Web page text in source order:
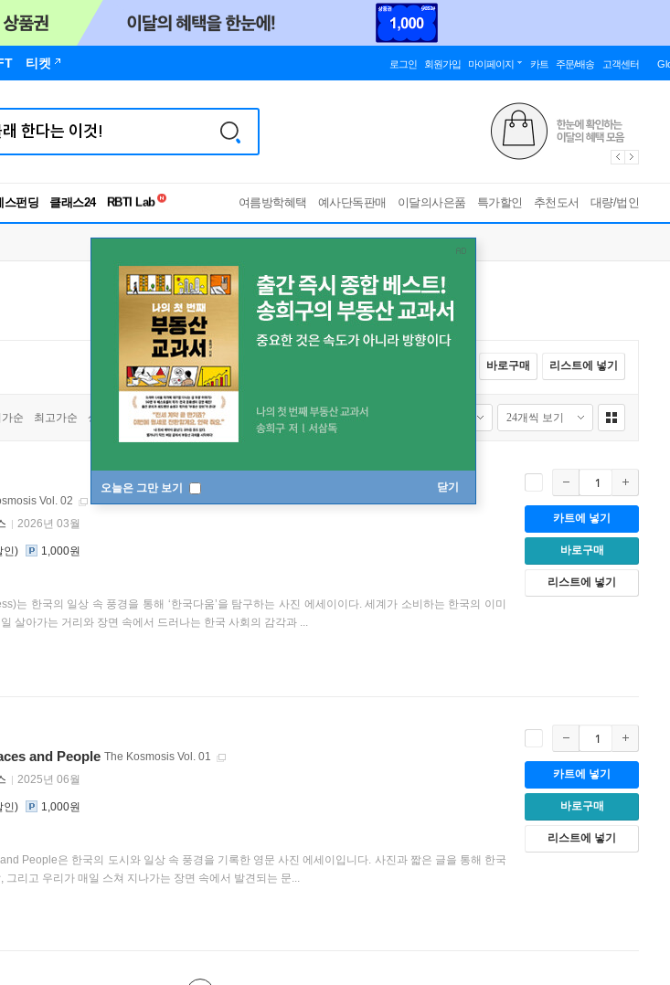
티켓 로그인 회원가입 마이페이지 카트 주문/배송 고객센터
스펀딩 클래스24
독서유형검사
여름방학혜택 예사단독판매 이달의사은품 특가할인 추천도서 대량/법인
오늘은 그만 보기 닫기
바로구매 리스트에 넣기
순 최고가순 상품명순
Vol. 02
2026년 03월
1,000원
는 한국의 일상 속 풍경을 통해 ‘한국다움’을 탐구하는 사진 에세이이다. 세계가 소비하는 한국의 이미
살아가는 거리와 장면 속에서 드러나는 한국 사회의 감각과 ...
카트에 넣기
바로구매
리스트에 넣기
and People The Kosmosis Vol. 01
2025년 06월
1,000원
People은 한국의 도시와 일상 속 풍경을 기록한 영문 사진 에세이입니다. 사진과 짧은 글을 통해 한국
그리고 우리가 매일 스쳐 지나가는 장면 속에서 발견되는 문...
카트에 넣기
바로구매
리스트에 넣기